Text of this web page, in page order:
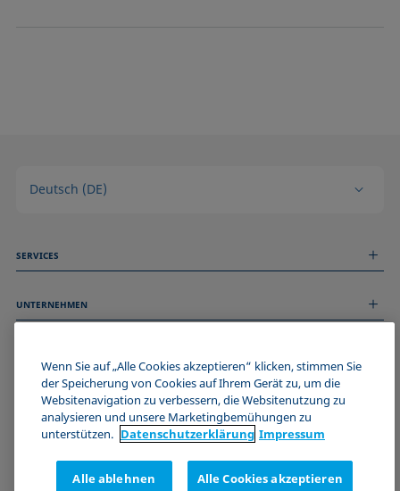
Deutsch (DE)
SERVICES
Technischer Service
UNTERNEHMEN
Stellenangebote
Events
Impressum
Datenschutzerklärung
Cookie-Richtlinie
Zertifizierungen (ISO 9001)
WERDE TEIL DER KRÜSS COMMUNITY
Wenn Sie auf „Alle Cookies akzeptieren“ klicken, stimmen Sie
der Speicherung von Cookies auf Ihrem Gerät zu, um die
Websitenavigation zu verbessern, die Websitenutzung zu
analysieren und unsere Marketingbemühungen zu
unterstützen. Datenschutz­erklärung Impressum
Alle ablehnen Alle Cookies akzeptieren